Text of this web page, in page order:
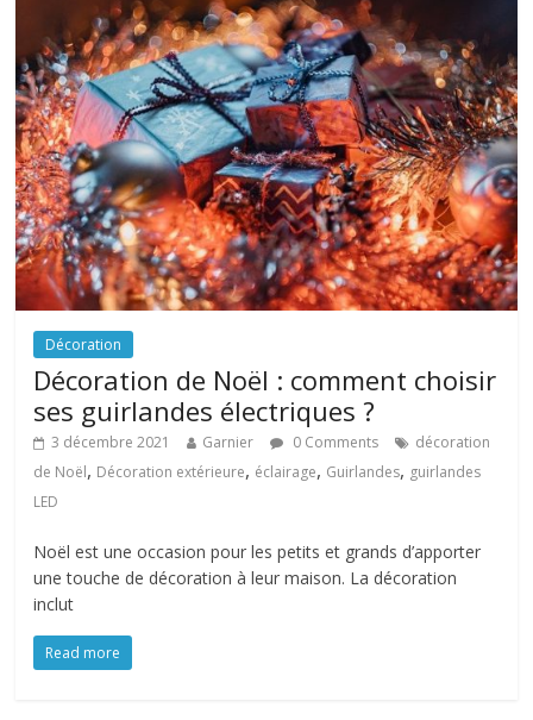
Décoration
Décoration de Noël : comment choisir
ses guirlandes électriques ?
3 décembre 2021 Garnier 0 Comments
décoration
de Noël, Décoration extérieure, éclairage, Guirlandes, guirlandes
LED
Noël est une occasion pour les petits et grands d’apporter
une touche de décoration à leur maison. La décoration
inclut
Read more